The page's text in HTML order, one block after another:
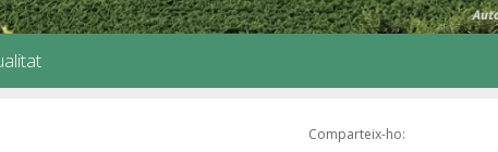
Comparteix-ho: